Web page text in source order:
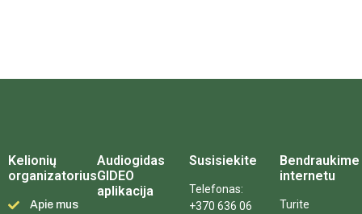
Kelionių
organizatorius
Apie mus
Audiogidas
GIDEO
aplikacija
Susisiekite
Telefonas:
+370 636 06
Bendraukime
internetu
Turite